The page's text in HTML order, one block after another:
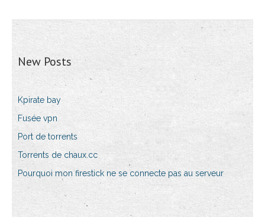
New Posts
Kpirate bay
Fusée vpn
Port de torrents
Torrents de chaux.cc
Pourquoi mon firestick ne se connecte pas au serveur